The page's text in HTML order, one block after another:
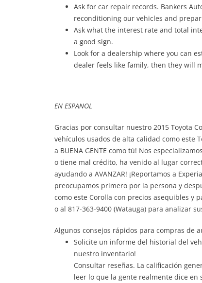
Ask for car repair records. Bankers
reconditioning our vehicles and
Ask what the interest rate and total
a good sign.
Look for a dealership where you can
dealer feels like family, then they will
EN ESPANOL
Gracias por consultar nuestro 2015 Toyota
vehículos usados ​​de alta calidad como este
a BUENA GENTE como tú! Nos
o tiene mal crédito, ha venido al lugar
ayudando a AVANZAR! ¡Reportamos a
preocupamos primero por la persona y
como este Corolla con precios asequibles y
o al 817-363-9400 (Watauga) para analizar
Algunos consejos rápidos para compras de
Solicite un informe del historial del
nuestro inventario!
Consultar reseñas. La calificación
leer lo que la gente realmente dice en